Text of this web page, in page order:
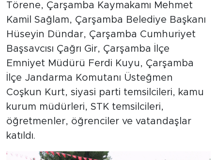
Törene, Çarşamba Kaymakamı Mehmet
Kamil Sağlam, Çarşamba Belediye Başkanı
Hüseyin Dündar, Çarşamba Cumhuriyet
Başsavcısı Çağrı Gir, Çarşamba İlçe
Emniyet Müdürü Ferdi Kuyu, Çarşamba
İlçe Jandarma Komutanı Üsteğmen
Coşkun Kurt, siyasi parti temsilcileri, kamu
kurum müdürleri, STK temsilcileri,
öğretmenler, öğrenciler ve vatandaşlar
katıldı.